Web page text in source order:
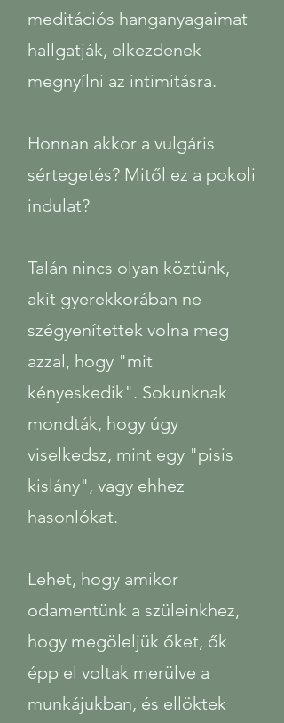
meditációs hanganyagaimat
hallgatják, elkezdenek
megnyílni az intimitásra.
​Honnan akkor a vulgáris
sértegetés? Mitől ez a pokoli
indulat?
Talán nincs olyan köztünk,
akit gyerekkorában ne
szégyenítettek volna meg
azzal, hogy "mit
kényeskedik". Sokunknak
mondták, hogy úgy
viselkedsz, mint egy "pisis
kislány", vagy ehhez
hasonlókat.
Lehet, hogy amikor
odamentünk a szüleinkhez,
hogy megöleljük őket, ők
épp el voltak merülve a
munkájukban, és ellöktek